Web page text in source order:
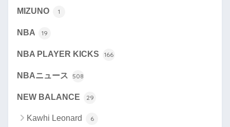
MIZUNO 1
NBA 19
NBA PLAYER KICKS 166
NBAニュース 508
NEW BALANCE 29
Kawhi Leonard 6